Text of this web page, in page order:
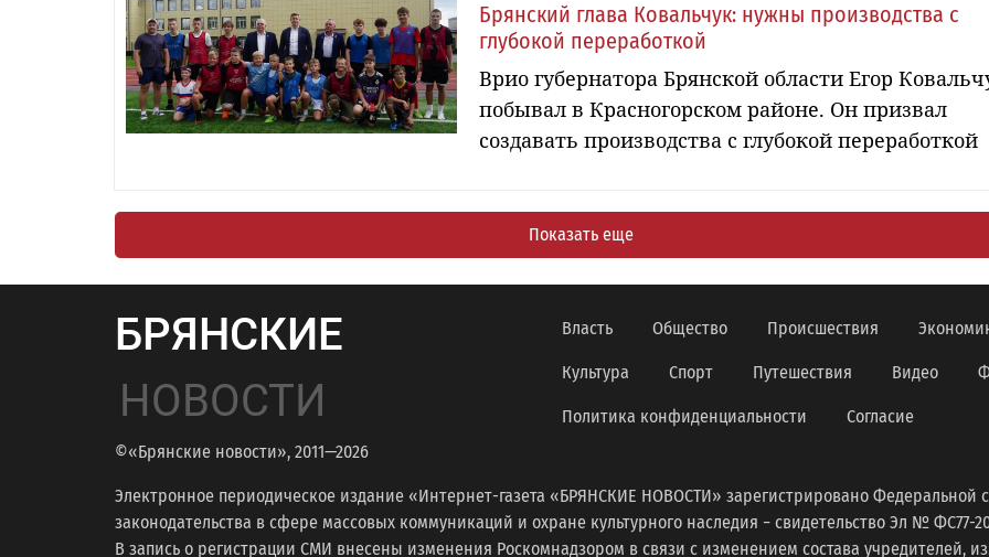
Брянский глава Ковальчук: нужны производства с
глубокой переработкой
Врио губернатора Брянской области Егор
побывал в Красногорском районе. Он призвал
создавать производства с глубокой переработкой
Показать еще
БРЯНСКИЕ
НОВОСТИ
©«Брянские новости», 2011—2026
Власть Общество Происшествия
Культура Спорт Путешествия Видео
Политика конфиденциальности Согласие
Электронное периодическое издание «Интернет-газета «БРЯНСКИЕ НОВОСТИ» зарегистрировано Федеральной
законодательства в сфере массовых коммуникаций и охране культурного наследия − свидетельство Эл № ФС77-
В запись о регистрации СМИ внесены изменения Роскомнадзором в связи с изменением состава учредителей,